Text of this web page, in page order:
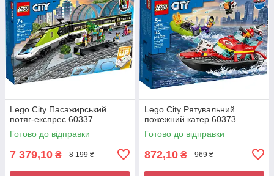
Lego City Пасажирський
потяг-експрес 60337
Готово до відправки
7 379,10 ₴ 8 199 ₴
Lego City Рятувальний
пожежний катер 60373
Готово до відправки
872,10 ₴ 969 ₴